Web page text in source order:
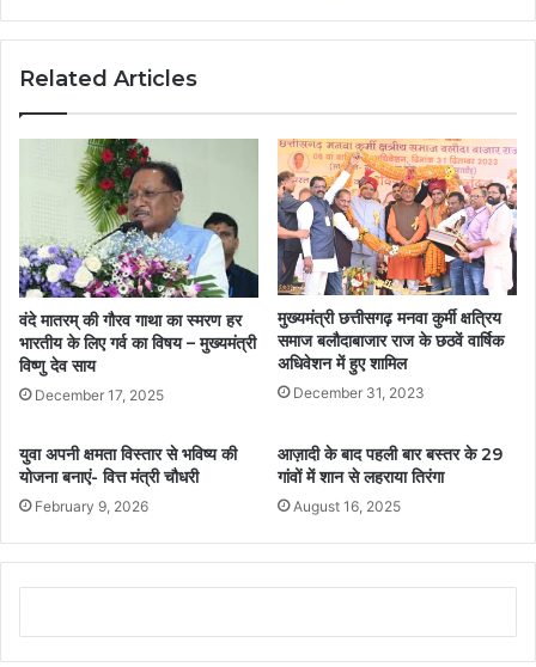
Related Articles
वंदे मातरम् की गौरव गाथा का स्मरण हर
भारतीय के लिए गर्व का विषय – मुख्यमंत्री
विष्णु देव साय
December 17, 2025
मुख्यमंत्री छत्तीसगढ़ मनवा कुर्मी क्षत्रिय
समाज बलौदाबाजार राज के छठवें वार्षिक
अधिवेशन में हुए शामिल
December 31, 2023
युवा अपनी क्षमता विस्तार से भविष्य की
योजना बनाएं- वित्त मंत्री चौधरी
February 9, 2026
आज़ादी के बाद पहली बार बस्तर के 29
गांवों में शान से लहराया तिरंगा
August 16, 2025